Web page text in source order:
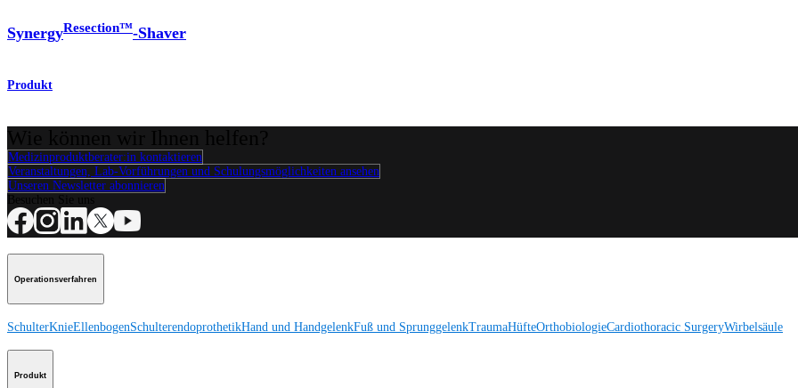
SynergyResection™-Shaver
Produkt
Medizinproduktberater:in kontaktieren
Veranstaltungen, Lab-Vorführungen und Schulungsmöglichkeiten ansehen
Unseren Newsletter abonnieren
Operationsverfahren
SchulterKnieEllenbogenSchulterendoprothetikHand und HandgelenkFuß und SprunggelenkTraumaHüfteOrthobiologieCardiothoracic SurgeryWirbelsäule
Produkt